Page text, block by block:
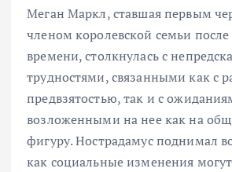
Меган Маркл, ставшая первым
членом королевской семьи после
времени, столкнулась с
трудностями, связанными как с
предвзятостью, так и с
возложенными на нее как на
фигуру. Нострадамус поднимал
как социальные изменения